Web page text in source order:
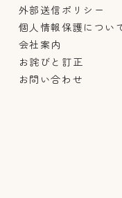
外部送信ポリシー
個人情報保護につい
会社案内
お詫びと訂正
お問い合わせ